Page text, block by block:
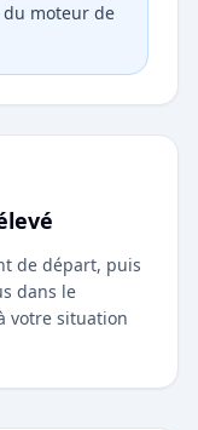
moteur de
de départ, puis
dans le
votre situation